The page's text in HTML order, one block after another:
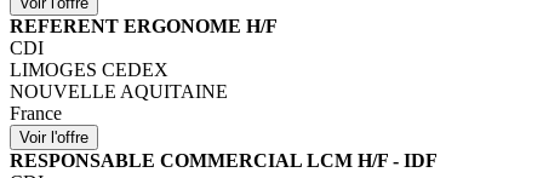
REFERENT ERGONOME H/F
CDI
LIMOGES CEDEX
NOUVELLE AQUITAINE
France
RESPONSABLE COMMERCIAL LCM H/F - IDF